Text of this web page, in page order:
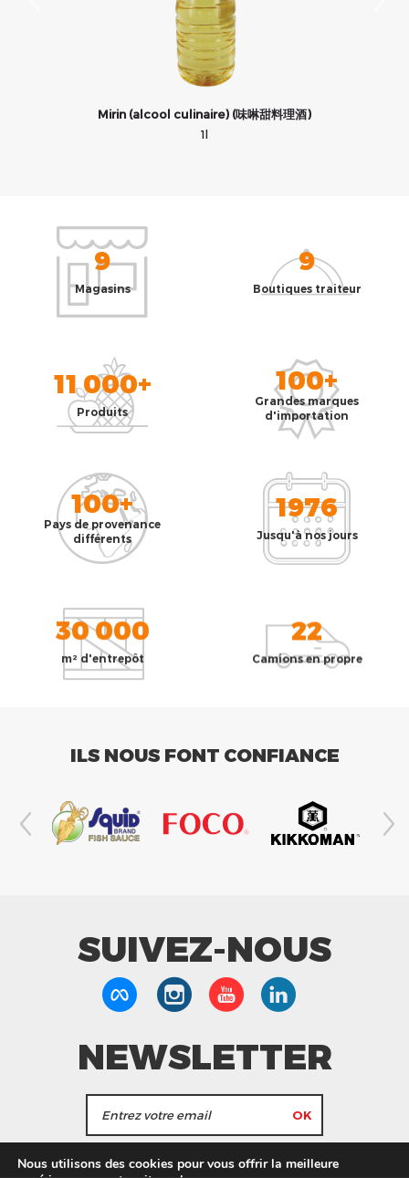
Mirin (alcool culinaire) (味啉甜料理酒)
1l
9
Magasins
9
Boutiques traiteur
11 000+
Produits
100+
Grandes marques
d'importation
100+
Pays de provenance
différents
1976
Jusqu'à nos jours
30 000
m² d'entrepôt
22
Camions en propre
ILS NOUS FONT CONFIANCE
SUIVEZ-NOUS
NEWSLETTER
J'accepte de recevoir les actualités et les
Nous utilisons des cookies pour vous offrir la meilleure